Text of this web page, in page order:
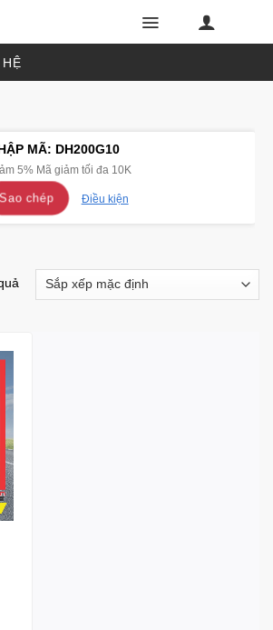
HỆ
MÃ: DH200G10
5% Mã giảm tối đa 10K
Sao chép Điều kiện